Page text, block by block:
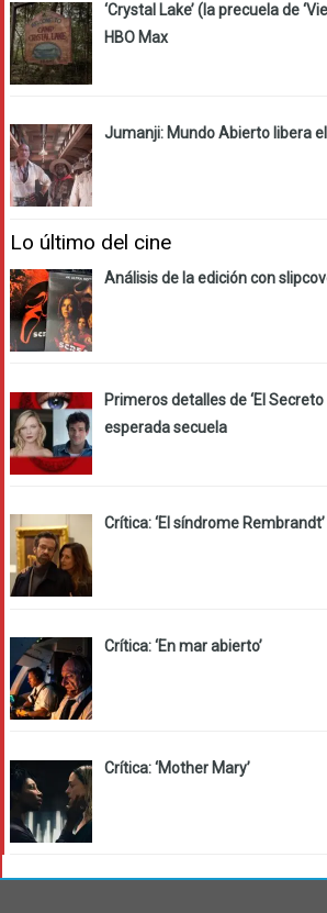
‘Crystal Lake’ (la precuela de
HBO Max
Jumanji: Mundo Abierto libera
Lo último del cine
Análisis de la edición con
Primeros detalles de ‘El
esperada secuela
Crítica: ‘El síndrome Rembrandt’
Crítica: ‘En mar abierto’
Crítica: ‘Mother Mary’